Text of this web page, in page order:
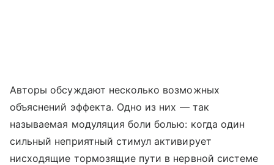
Авторы обсуждают несколько возможных
объяснений эффекта. Одно из них — так
называемая модуляция боли болью: когда один
сильный неприятный стимул активирует
нисходящие тормозящие пути в нервной системе